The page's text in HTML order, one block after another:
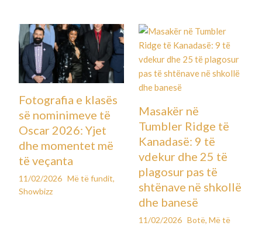
Fotografia e klasës
së nominimeve të
Oscar 2026: Yjet
dhe momentet më
të veçanta
11/02/2026 Më të fundit,
Showbizz
Masakër në
Tumbler Ridge të
Kanadasë: 9 të
vdekur dhe 25 të
plagosur pas të
shtënave në shkollë
dhe banesë
11/02/2026 Botë, Më të